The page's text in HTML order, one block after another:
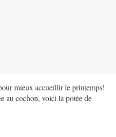
mieux accueillir le printemps!
au cochon, voici la potée de